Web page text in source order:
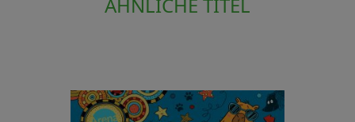
ÄHNLICHE TITEL